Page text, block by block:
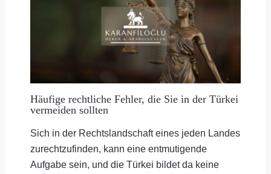
Häufige rechtliche Fehler, die Sie in der Türkei
vermeiden sollten
Sich in der Rechtslandschaft eines jeden Landes
zurechtzufinden, kann eine entmutigende
Aufgabe sein, und die Türkei bildet da keine